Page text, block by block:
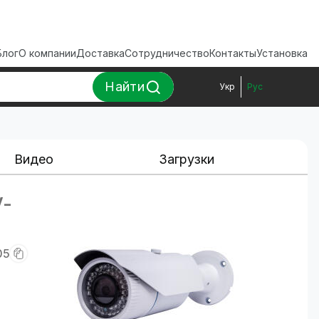
О компанииДоставкаСотрудничествоКонтактыУстановка
Найти Укр Рус
Видео Загрузки